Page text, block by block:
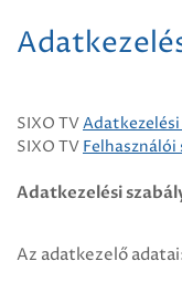
SIXO TV
SIXO TV Felhasználói
Adatkezelési
Az adatkezelő